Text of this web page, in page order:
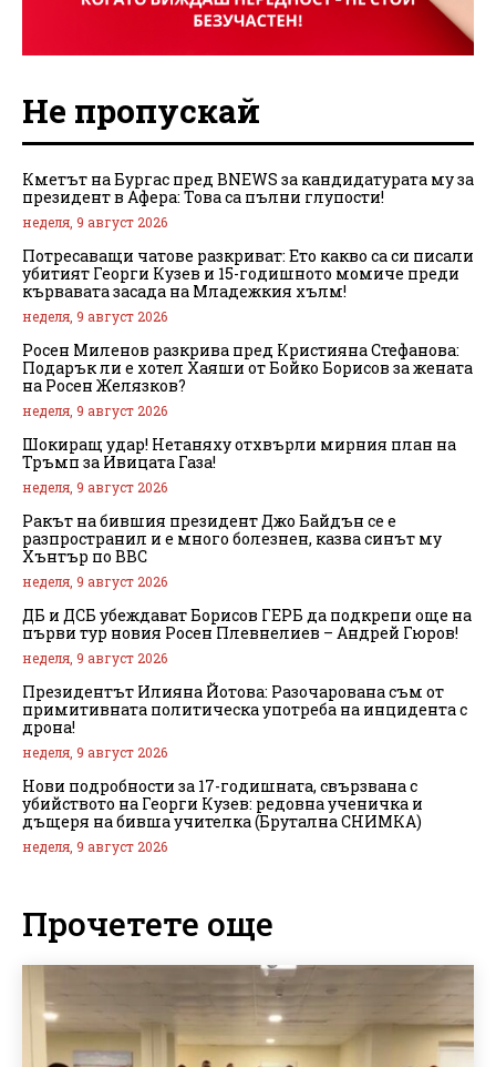
Не пропускай
Кметът на Бургас пред BNEWS за кандидатурата му за
президент в Афера: Това са пълни глупости!
неделя, 9 август 2026
Потресаващи чатове разкриват: Ето какво са си писали
убитият Георги Кузев и 15-годишното момиче преди
кървавата засада на Младежкия хълм!
неделя, 9 август 2026
Росен Миленов разкрива пред Кристияна Стефанова:
Подарък ли е хотел Хаяши от Бойко Борисов за жената
на Росен Желязков?
неделя, 9 август 2026
Шокиращ удар! Нетаняху отхвърли мирния план на
Тръмп за Ивицата Газа!
неделя, 9 август 2026
Ракът на бившия президент Джо Байдън се е
разпространил и е много болезнен, казва синът му
Хънтър по BBC
неделя, 9 август 2026
ДБ и ДСБ убеждават Борисов ГЕРБ да подкрепи още на
първи тур новия Росен Плевнелиев – Андрей Гюров!
неделя, 9 август 2026
Президентът Илияна Йотова: Разочарована съм от
примитивната политическа употреба на инцидента с
дрона!
неделя, 9 август 2026
Нови подробности за 17-годишната, свързвана с
убийството на Георги Кузев: редовна ученичка и
дъщеря на бивша учителка (Брутална СНИМКА)
неделя, 9 август 2026
Прочетете още